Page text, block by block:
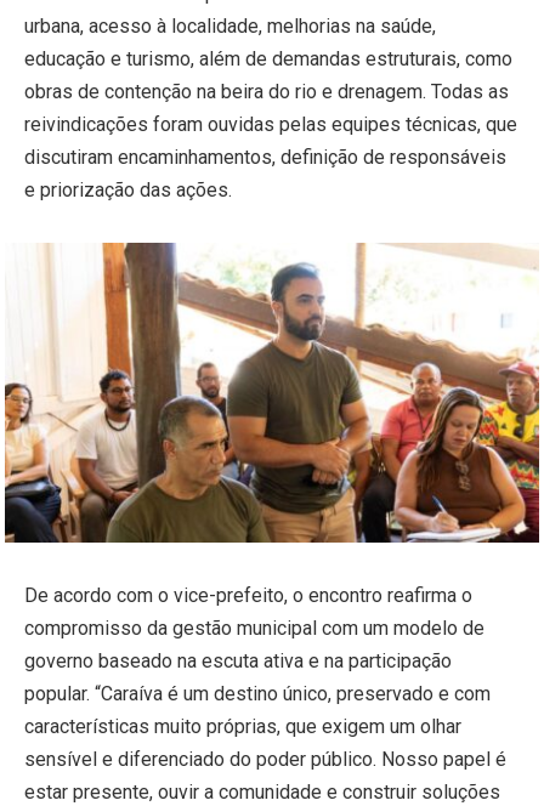
urbana, acesso à localidade, melhorias na saúde,
educação e turismo, além de demandas estruturais, como
obras de contenção na beira do rio e drenagem. Todas as
reivindicações foram ouvidas pelas equipes técnicas, que
discutiram encaminhamentos, definição de responsáveis
e priorização das ações.
De acordo com o vice-prefeito, o encontro reafirma o
compromisso da gestão municipal com um modelo de
governo baseado na escuta ativa e na participação
popular. “Caraíva é um destino único, preservado e com
características muito próprias, que exigem um olhar
sensível e diferenciado do poder público. Nosso papel é
estar presente, ouvir a comunidade e construir soluções